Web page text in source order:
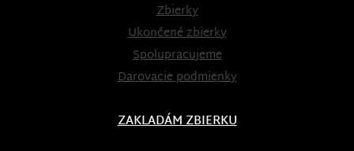
Zbierky
Ukončené zbierky
Spolupracujeme
Darovacie podmienky
ZAKLADÁM ZBIERKU